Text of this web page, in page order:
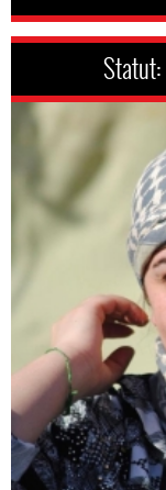
Statut: